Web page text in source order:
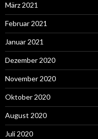
März 2021
Februar 2021
Januar 2021
Dezember 2020
November 2020
Oktober 2020
August 2020
Juli 2020